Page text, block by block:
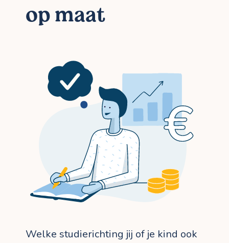
op maat
Welke studierichting jij of je kind ook